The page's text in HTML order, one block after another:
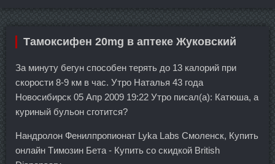
Тамоксифен 20mg в аптеке Жуковский
За минуту бегун способен терять до 13 калорий при
скорости 8-9 км в час. Утро Наталья 43 года
Новосибирск 05 Апр 2009 19:22 Утро писал(а): Катюша, а
куриный бульон сготится?
Нандролон Фенилпропионат Lyka Labs Смоленск, Купить
онлайн Tимозин Бета - Купить со скидкой British